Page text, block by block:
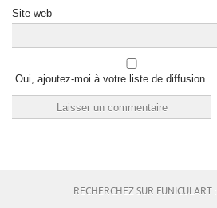
Site web
Oui, ajoutez-moi à votre liste de diffusion.
RECHERCHEZ SUR FUNICULART :